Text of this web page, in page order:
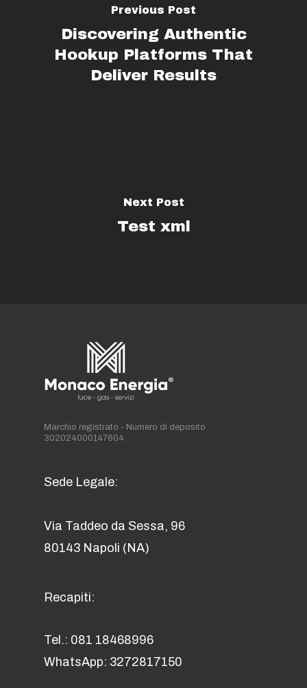
Previous Post
Discovering Authentic
Hookup Platforms That
Deliver Results
Next Post
Test xml
Marchio registrato - Numero di deposito
302024000147604
Sede Legale:
Via Taddeo da Sessa, 96
80143 Napoli (NA)
Recapiti:
Tel.: 081 18468996
WhatsApp: 3272817150